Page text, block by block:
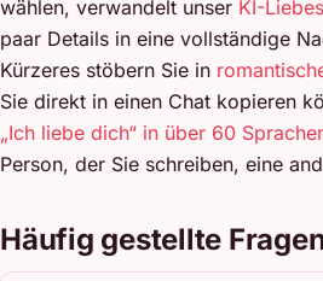
wählen, verwandelt unser KI-
paar Details in eine vollständige
Kürzeres stöbern Sie in
Sie direkt in einen Chat kopieren
„Ich liebe dich“ in über 60
Person, der Sie schreiben, eine
Häufig gestellte